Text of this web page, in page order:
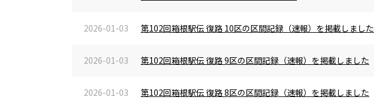
2026-01-03 第102回箱根駅伝 復路 10区の区間記録（速報）を掲載しました
2026-01-03 第102回箱根駅伝 復路 9区の区間記録（速報）を掲載しました
2026-01-03 第102回箱根駅伝 復路 8区の区間記録（速報）を掲載しました